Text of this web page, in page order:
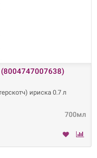
(8004747007638)
ириска 0.7 л
700мл